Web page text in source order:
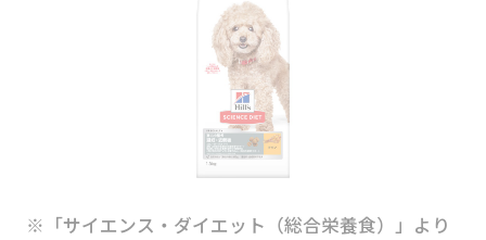
※「サイエンス・ダイエット（総合栄養食）」より